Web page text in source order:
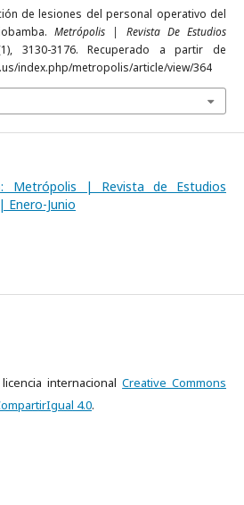
de lesiones del personal operativo del
Metrópolis | Revista De Estudios
3130-3176. Recuperado a partir de
index.php/metropolis/article/view/364
Metrópolis | Revista de Estudios
Enero-Junio
internacionalCreative Commons
4.0.